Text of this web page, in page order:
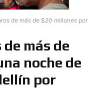
de más de $20 millones por
más de
noche de
por